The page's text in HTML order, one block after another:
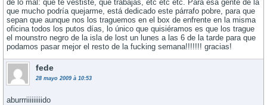
de lo mal: que te vestiste, que trabajás, etc etc etc. Para esa gente de la
que mucho podrí­a quejarme, está dedicado este párrafo pobre, para que
sepan que aunque nos los traguemos en el box de enfrente en la misma
oficina todos los putos dí­as, lo único que quisiéramos es que los trague
el mounstro negro de la isla de lost un lunes a las 6 de la tarde para que
podamos pasar mejor el resto de la fucking semana!!!!!!! gracias!
fede
28 mayo 2009 à 10:53
aburrriiiiiiiiido